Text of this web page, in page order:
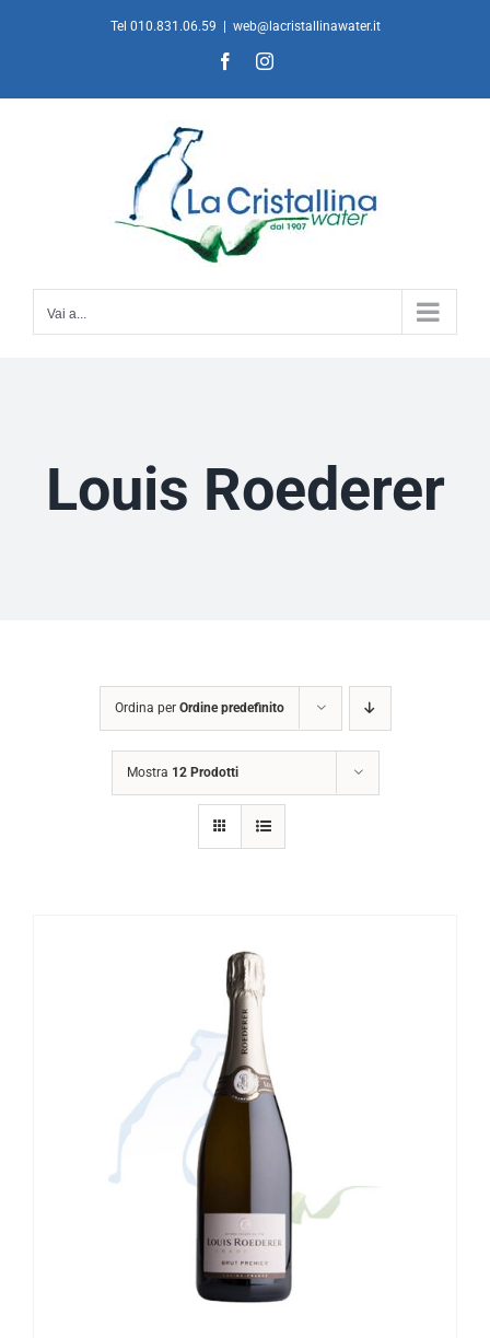
Tel 010.831.06.59 web@lacristallinawater.it
FacebookInstagram
Vai a...
Louis Roederer
Ordina per Ordine predefinito
Mostra 12 Prodotti